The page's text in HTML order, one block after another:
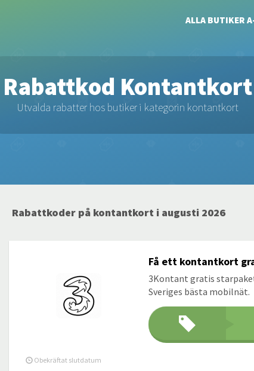
ALLA BUTIKER
Rabattkod Kontantkort
Utvalda rabatter hos butiker i kategorin kontantkort
Rabattkoder på kontantkort i augusti 2026
Få ett kontantkort
3Kontant gratis
Sveriges bästa mobilnät.
Obekräftat slutdatum